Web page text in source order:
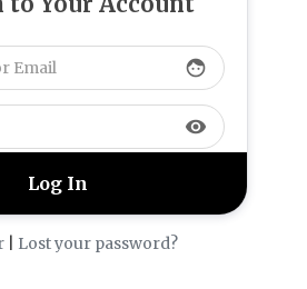
face
visibility
| Lost your password?